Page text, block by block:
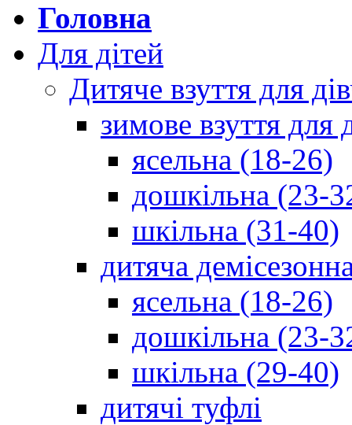
Головна
Для дітей
Дитяче взуття для
зимове взуття для
ясельна (18-26)
дошкільна (23-
шкільна (31-40)
дитяча
ясельна (18-26)
дошкільна (23-
шкільна (29-40)
дитячі туфлі